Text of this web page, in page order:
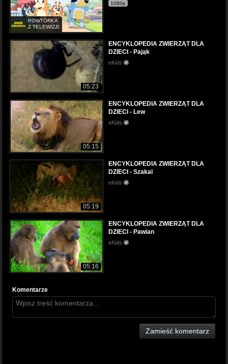
POWTÓRKA
Z TELEWIZJI
1080p
05:23
ENCYKLOPEDIA ZWIERZĄT DLA
DZIECI - Pająk
eKids
05:15
ENCYKLOPEDIA ZWIERZĄT DLA
DZIECI - Lew
eKids
05:19
ENCYKLOPEDIA ZWIERZĄT DLA
DZIECI - Szakal
eKids
05:16
ENCYKLOPEDIA ZWIERZĄT DLA
DZIECI - Pawian
eKids
Komentarze
Zamieść komentarz